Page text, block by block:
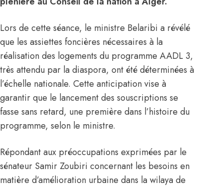
Lors de cette séance, le ministre Belaribi a révélé
que les assiettes foncières nécessaires à la
réalisation des logements du programme AADL3,
très attendu par la diaspora, ont été déterminées à
l’échelle nationale. Cette anticipation vise à
garantir que le lancement des souscriptions se
fasse sans retard, une première dans l’histoire du
programme, selon le ministre.
Répondant aux préoccupations exprimées par le
sénateur Samir Zoubiri concernant les besoins en
matière d’amélioration urbaine dans la wilaya de